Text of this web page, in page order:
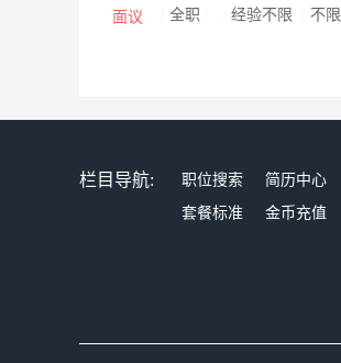
面议 全职 经验不限 不限
栏目导航: 职位搜索 简历中心
套餐标准
金币充值